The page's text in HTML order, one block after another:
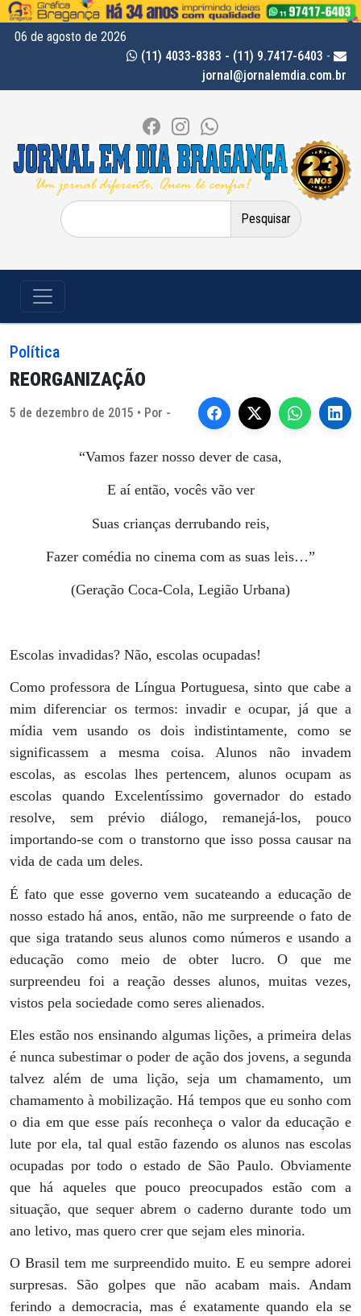
06 de agosto de 2026
(11) 4033-8383 - (11) 9.7417-6403 -
jornal@jornalemdia.com.br
Pesquisar
por:
Política
REORGANIZAÇÃO
5 de dezembro de 2015 • Por -
“Vamos fazer nosso dever de casa,
E aí então, vocês vão ver
Suas crianças derrubando reis,
Fazer comédia no cinema com as suas leis…”
(Geração Coca-Cola, Legião Urbana)
Escolas invadidas? Não, escolas ocupadas!
Como professora de Língua Portuguesa, sinto que cabe a
mim diferenciar os termos: invadir e ocupar, já que a
mídia vem usando os dois indistintamente, como se
significassem a mesma coisa. Alunos não invadem
escolas, as escolas lhes pertencem, alunos ocupam as
escolas quando Excelentíssimo governador do estado
resolve, sem prévio diálogo, remanejá-los, pouco
importando-se com o transtorno que isso possa causar na
vida de cada um deles.
É fato que esse governo vem sucateando a educação de
nosso estado há anos, então, não me surpreende o fato de
que siga tratando seus alunos como números e usando a
educação como meio de obter lucro. O que me
surpreendeu foi a reação desses alunos, muitas vezes,
vistos pela sociedade como seres alienados.
Eles estão nos ensinando algumas lições, a primeira delas
é nunca subestimar o poder de ação dos jovens, a segunda
talvez além de uma lição, seja um chamamento, um
chamamento à mobilização. Há tempos que eu sonho com
o dia em que esse país reconheça o valor da educação e
lute por ela, tal qual estão fazendo os alunos nas escolas
ocupadas por todo o estado de São Paulo. Obviamente
que há aqueles que pouco preocupados estão com a
situação, que sequer abrem o caderno durante todo um
ano letivo, mas quero crer que sejam eles minoria.
O Brasil tem me surpreendido muito. E eu sempre adorei
surpresas. São golpes que não acabam mais. Andam
ferindo a democracia, mas é exatamente quando ela se